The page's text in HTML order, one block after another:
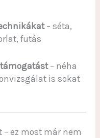
– séta,
futás
– néha
is sokat
– ez most már nem